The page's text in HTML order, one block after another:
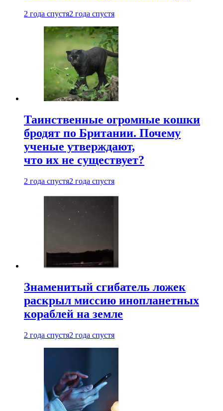
2 года спустя2 года спустя
Таинственные огромные кошки
бродят по Британии. Почему
ученые утверждают,
что их не существует?
2 года спустя2 года спустя
Знаменитый сгибатель ложек
раскрыл миссию инопланетных
кораблей на земле
2 года спустя2 года спустя